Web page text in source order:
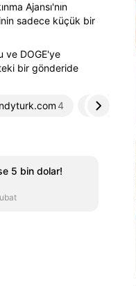
Ajansı'nın
sadece küçük bir
ve DOGE'ye
bir gönderide
4
5 bin dolar!